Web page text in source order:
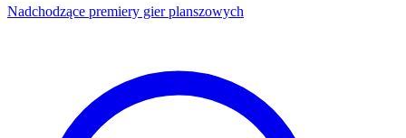
Nadchodzące premiery gier planszowych